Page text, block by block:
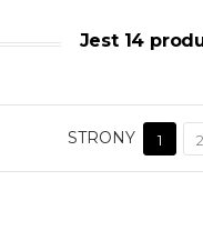
Jest 14
STRONY 1 2